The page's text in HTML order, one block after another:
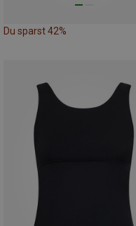
Du sparst 42%